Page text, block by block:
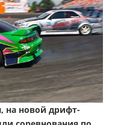
на новой дрифт-